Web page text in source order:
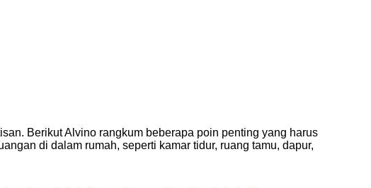
Berikut Alvino rangkum beberapa poin penting yang harus
di dalam rumah, seperti kamar tidur, ruang tamu, dapur,